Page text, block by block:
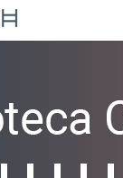
Comarcal Jaume Vila
de Mollerussa